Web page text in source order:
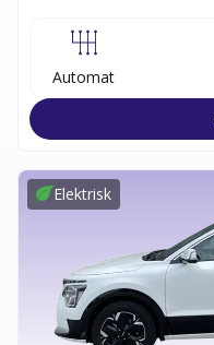
Automat
Elektrisk